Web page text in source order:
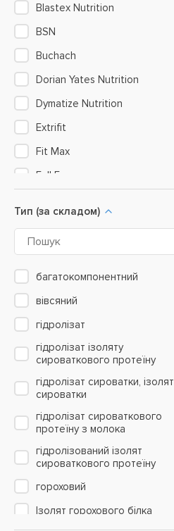
Blastex Nutrition
BSN
Buchach
Dorian Yates Nutrition
Dymatize Nutrition
Extrifit
Fit Max
Full Force
IronMaxx
Jay Cutler
Kevin Levrone
Labrada
Mammut Nutrition
Mars Chocolate Drinks and
Treats
Mass Fitness (Performance
Nutrition)
Maxler
Mex Nutrition
MST
Multipower
Тип (за складом)
багатокомпонентний
вівсяний
гідролізат
гідролізат ізоляту
сироваткового протеїну
гідролізат сироватки, ізолят
сироватки
гідролізат сироваткового
протеїну з молока
гідролізований ізолят
сироваткового протеїну
гороховий
Ізолят горохового білка